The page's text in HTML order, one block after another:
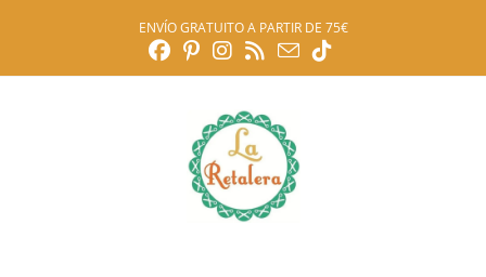
ENVÍO GRATUITO A PARTIR DE 75€